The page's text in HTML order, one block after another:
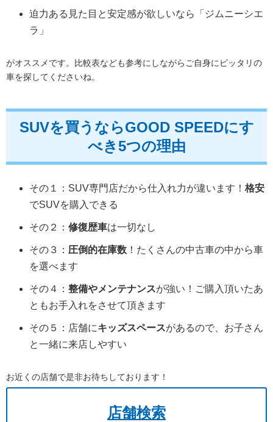
迫力ある見た目と安定感が欲しいなら「ジムニーシエ
ラ」
がオススメです。比較表なども参考にしながらご自身にピッタリの
車を探してくださいね。
SUVを買うならGOOD SPEEDにす
べき5つの理由
その１：SUV専門店だから仕入れ力が違います！格安
でSUVを購入できる
その２：修復歴車は一切なし
その３：圧倒的在庫数 ！たくさんの中古車の中から車
を選べます
その４：整備やメンテナンスが強い！ご購入頂いたあ
ともお手入れをさせて頂きます
その５：店舗にキッズスペースがあるので、お子さん
と一緒に来店しやすい
お近くの店舗で是非お待ちしております！
店舗検索